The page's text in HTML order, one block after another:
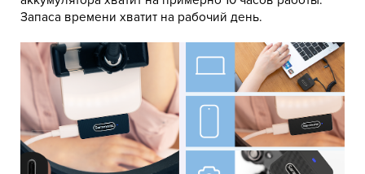
Запаса времени хватит на рабочий день.